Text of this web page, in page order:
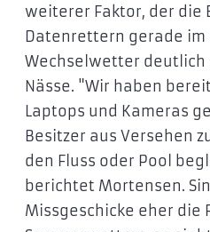
weiterer Faktor, der die
Datenrettern gerade im
Wechselwetter
Nässe. "Wir haben
Laptops und Kameras
Besitzer aus Versehen
den Fluss oder Pool
berichtet Mortensen.
Missgeschicke eher die